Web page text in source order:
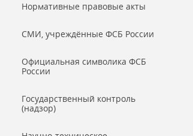
Нормативные правовые акты
СМИ, учреждённые ФСБ России
Официальная символика ФСБ
России
Государственный контроль
(надзор)